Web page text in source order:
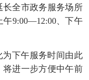
长全市政务服务场所
9:00—12:00、下午
下午服务时间由此
进一步方便中午前